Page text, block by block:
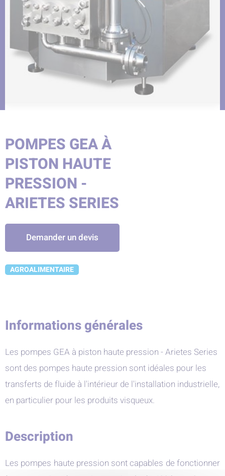
POMPES GEA À
PISTON HAUTE
PRESSION -
ARIETES SERIES
Demander un devis
AGROALIMENTAIRE
Informations générales
Les pompes GEA à piston haute pression - Arietes Series
sont des pompes haute pression sont idéales pour les
transferts de fluide à l'intérieur de l'installation industrielle,
en particulier pour les produits visqueux.
Description
Les pompes haute pression sont capables de fonctionner